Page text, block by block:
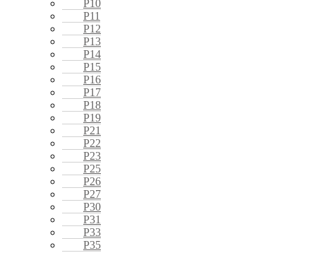
P10
P11
P12
P13
P14
P15
P16
P17
P18
P19
P21
P22
P23
P25
P26
P27
P30
P31
P33
P35